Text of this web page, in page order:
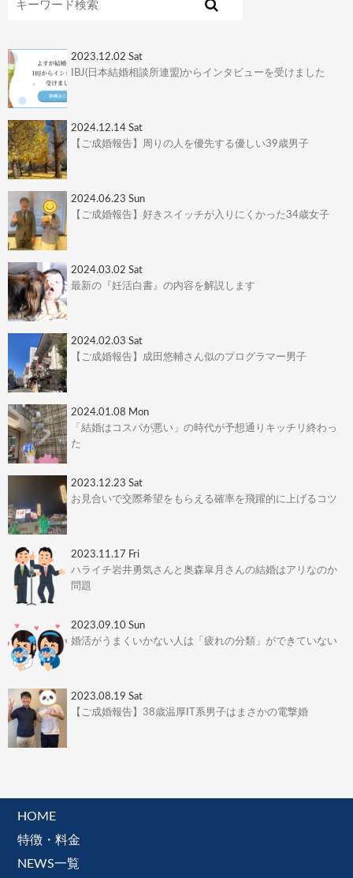
2023.12.02 Sat
IBJ(日本結婚相談所連盟)からインタビューを受けました
2024.12.14 Sat
【ご成婚報告】周りの人を優先する優しい39歳男子
2024.06.23 Sun
【ご成婚報告】好きスイッチが入りにくかった34歳女子
2024.03.02 Sat
最新の『妊活白書』の内容を解説します
2024.02.03 Sat
【ご成婚報告】成田悠輔さん似のプログラマー男子
2024.01.08 Mon
「結婚はコスパが悪い」の時代が予想通りキッチリ終わっ
た
2023.12.23 Sat
お見合いで交際希望をもらえる確率を飛躍的に上げるコツ
2023.11.17 Fri
ハライチ岩井勇気さんと奥森皐月さんの結婚はアリなのか
問題
2023.09.10 Sun
婚活がうまくいかない人は「疲れの分類」ができていない
2023.08.19 Sat
【ご成婚報告】38歳温厚IT系男子はまさかの電撃婚
HOME
特徴・料金
NEWS一覧